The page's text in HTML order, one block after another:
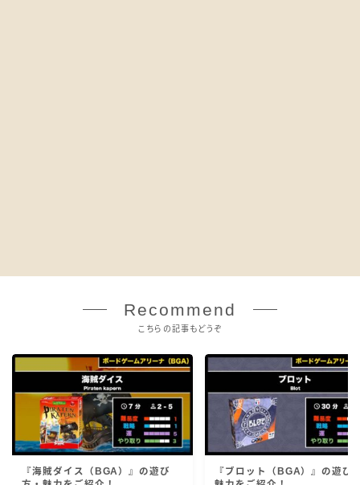
Recommend
こちらの記事もどうぞ
『海賊ダイス（BGA）』の遊び
『ブロット（BGA）』の遊び